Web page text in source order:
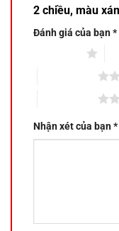
2 chiều, màu
Đánh giá của bạn*
Nhận xét của bạn*